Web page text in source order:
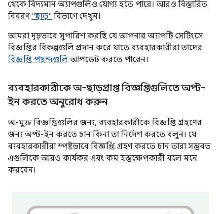
থেকে বিদ্যমান অ্যাপগুলিও যোগ্য হতে পারে। আরও বিস্তারিত
বিবরণ "ছাড়" বিভাগে দেখুন।
আমরা দৃঢ়ভাবে সুপারিশ করছি যে আপনার অ্যাপটি সেটিংসে
বিজ্ঞপ্তির বিকল্পগুলি প্রদান করে যাতে ব্যবহারকারীরা তাদের
বিজ্ঞপ্তি পছন্দগুলি আপডেট করতে পারেন।
ব্যবহারকারীকে অ-ছাড়প্রাপ্ত বিজ্ঞপ্তিগুলিতে অপ্ট-
ইন করতে অনুরোধ করুন
অ-মুক্ত বিজ্ঞপ্তিগুলির জন্য, ব্যবহারকারীকে বিজ্ঞপ্তি গ্রহণের
জন্য অপ্ট-ইন করতে চান কিনা তা নির্দেশ করতে বলুন। যে
ব্যবহারকারীরা স্পষ্টভাবে বিজ্ঞপ্তি গ্রহণ করতে চান তারা সম্ভবত
এগুলিকে আরও কার্যকর এবং কম হস্তক্ষেপকারী বলে মনে
করবেন।